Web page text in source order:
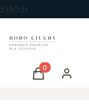
150 zł
Produkty w
Koszyk